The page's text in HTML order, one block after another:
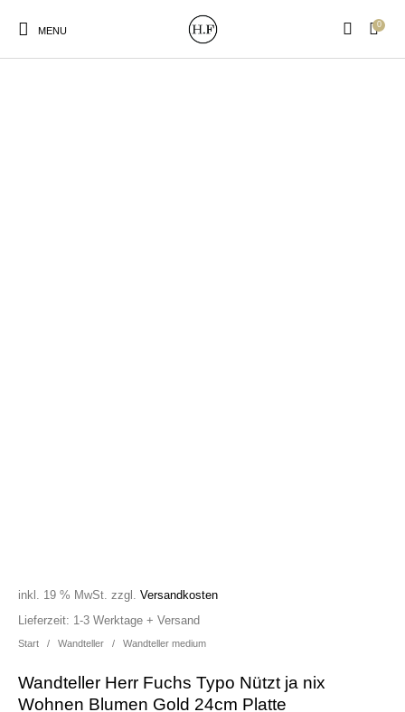
MENU
0
Start / Wandteller / Wandteller medium
Wandteller Herr Fuchs Typo Nützt ja nix
Wohnen Blumen Gold 24cm Platte
inkl. 19 % MwSt. zzgl.Versandkosten
Lieferzeit: 1-3 Werktage + Versand